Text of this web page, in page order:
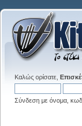
Καλώς ορίσατε,
Σύνδεση με όνομα,